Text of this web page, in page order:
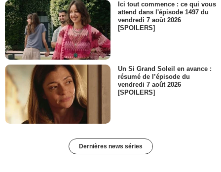
Ici tout commence : ce qui vous
attend dans l'épisode 1497 du
vendredi 7 août 2026
[SPOILERS]
Un Si Grand Soleil en avance :
résumé de l’épisode du
vendredi 7 août 2026
[SPOILERS]
Dernières news séries